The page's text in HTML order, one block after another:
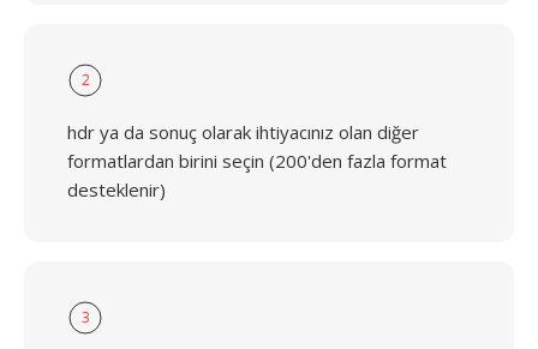
2
hdr ya da sonuç olarak ihtiyacınız olan diğer
formatlardan birini seçin (200'den fazla format
desteklenir)
3